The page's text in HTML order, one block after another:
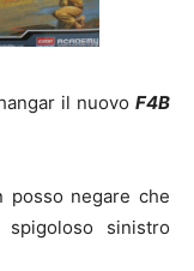
il nuovo F4B
posso negare che
sinistro